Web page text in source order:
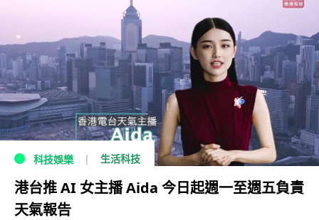
科技娛樂 生活科技
港台推 AI 女主播 Aida 今日起週一至週五負責
天氣報告